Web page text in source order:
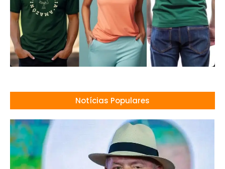
Notícias Populares